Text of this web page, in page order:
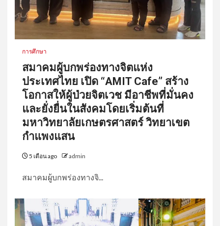
การศึกษา
สมาคมผู้บกพร่องทางจิตแห่ง
ประเทศไทย เปิด “AMIT Cafe” สร้าง
โอกาสให้ผู้ป่วยจิตเวช มีอาชีพที่มั่นคง
และยั่งยื่นในสังคมโดยเริ่มต้นที่
มหาวิทยาลัยเกษตรศาสตร์ วิทยาเขต
กำแพงแสน
5 เดือน ago admin
สมาคมผู้บกพร่องทางจิ...